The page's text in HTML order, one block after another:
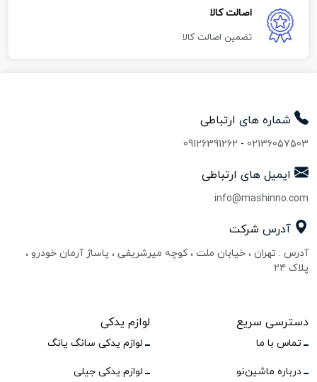
اصالت کالا
تضمین اصالت کالا
شماره های ارتباطی
02136057503
-
09126391262
ایمیل های ارتباطی
info@mashinno.com
آدرس شرکت
آدرس : تهران ، خیابان ملت ، کوچه میرشریفی ، پاساژ آرمان خودرو ،
پلاک ۲۴
دسترسی سریع
تماس با ما
درباره ماشین‌نو
لوازم یدکی
لوازم یدکی سانگ یانگ
لوازم یدکی جیلی